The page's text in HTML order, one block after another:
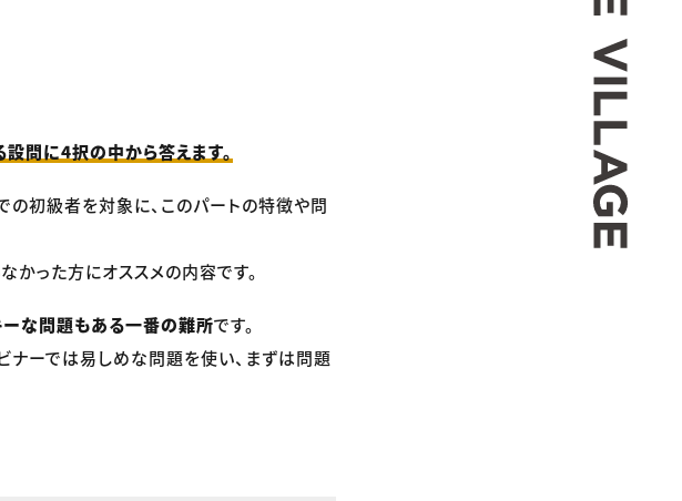
問に4択の中から答えます。
の初級者を対象に、このパートの特徴や問
かった方にオススメの内容です。
ーな問題もある一番の難所です。
ナーでは易しめな問題を使い、まずは問題